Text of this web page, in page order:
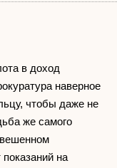
в доход
наверное
чтобы даже не
же самого
показаний на